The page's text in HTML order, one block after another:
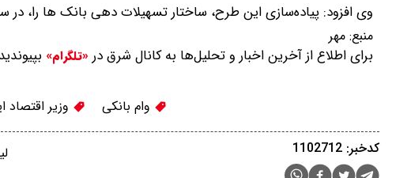
وی افزود: پیاده‌سازی این طرح، ساختار تسهیلات دهی بانک ها را،
منبع: مهر
برای اطلاع از آخرین اخبار و تحلیل‌ها به کانال شرق در «تلگرام»
وام بانکی وزیر اقتصاد
کدخبر: 1102712